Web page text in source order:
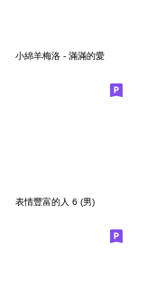
小綿羊梅洛 - 滿滿的愛
表情豐富的人 6 (男)